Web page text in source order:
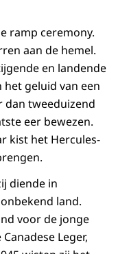
ramp ceremony.
aan de hemel.
en landende
het geluid van een
dan tweeduizend
eer bewezen.
kist het Hercules-
diende in
land.
voor de jonge
Leger,